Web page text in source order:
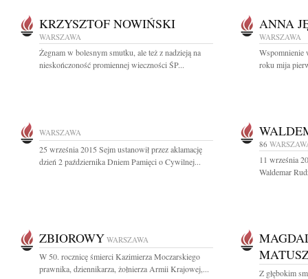
KRZYSZTOF NOWIŃSKI
WARSZAWA
Żegnam w bolesnym smutku, ale też z nadzieją na
nieskończoność promiennej wieczności ŚP...
ANNA
WARSZAWA
Wspomnienie
roku mija
WARSZAWA
25 września 2015 Sejm ustanowił przez aklamację
dzień 2 października Dniem Pamięci o Cywilnej...
86
11 września
Waldemar
ZBIOROWY WARSZAWA
W 50. rocznicę śmierci Kazimierza Moczarskiego
prawnika, dziennikarza, żołnierza Armii Krajowej,...
Z głębokim